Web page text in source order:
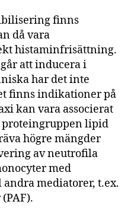
finns
då vara
histaminfrisättning.
att inducera i
har det inte
finns indikationer på
kan vara associerat
lipid
högre mängder
av neutrofila
med
mediatorer, t.ex.